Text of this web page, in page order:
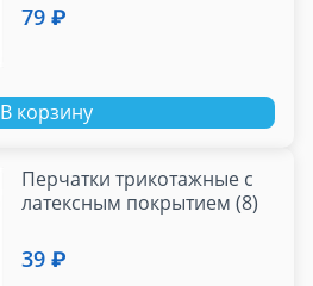
79 ₽
В корзину
Перчатки трикотажные с
латексным покрытием (8)
39 ₽